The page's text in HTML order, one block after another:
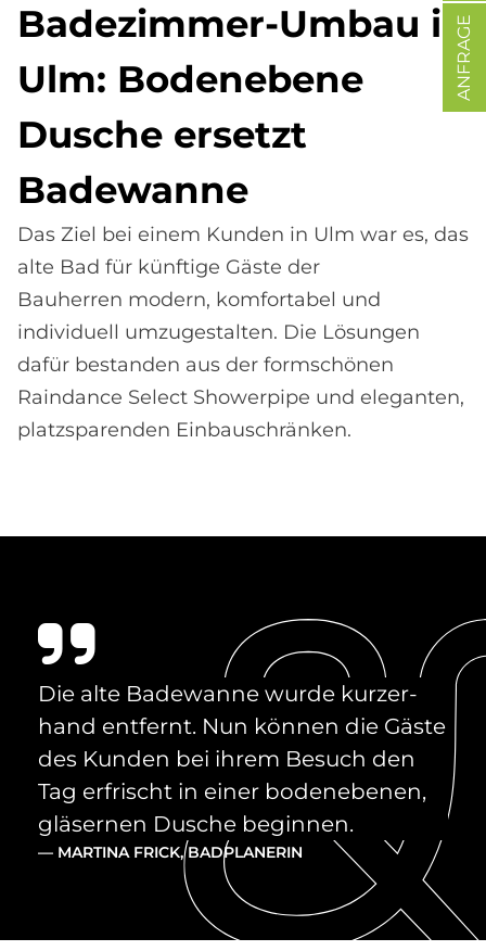
Ba­de­zim­mer-Um­bau in
Ulm: Bo­den­ebe­ne
Du­sche er­set­zt
Ba­de­wan­ne
Das Ziel bei einem Kunden in Ulm war es, das
alte Bad für künftige Gäste der
Bauherren modern, komfortabel und
individuell umzugestalten. Die Lösungen
dafür bestanden aus der formschönen
Raindance Select Showerpipe und eleganten,
platzsparenden Einbauschränken.
Die alte Ba­de­wan­ne wur­de kur­zer­
hand ent­fernt. Nun kön­nen die Gä­ste
des Kun­den bei ih­rem Be­such den
Tag er­fri­scht in ei­ner bo­den­ebe­nen,
glä­ser­nen Du­sche be­gin­nen.
— MAR­TI­NA FRICK, BAD­PLA­NE­RIN
ANFRAGE